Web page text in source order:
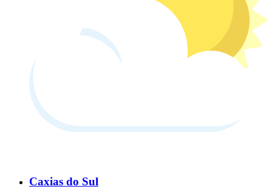
Caxias do Sul